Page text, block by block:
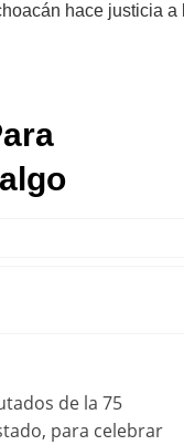
hace justicia a la
de la 75
para celebrar